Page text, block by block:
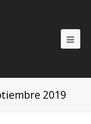
2019